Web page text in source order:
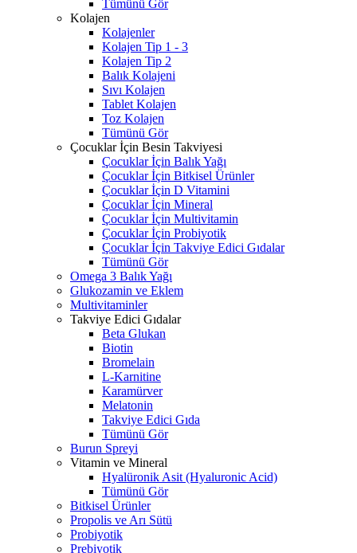
Tümünü Gör
Kolajen
Kolajenler
Kolajen Tip 1 - 3
Kolajen Tip 2
Balık Kolajeni
Sıvı Kolajen
Tablet Kolajen
Toz Kolajen
Tümünü Gör
Çocuklar İçin Besin Takviyesi
Çocuklar İçin Balık Yağı
Çocuklar İçin Bitkisel Ürünler
Çocuklar İçin D Vitamini
Çocuklar İçin Mineral
Çocuklar İçin Multivitamin
Çocuklar İçin Probiyotik
Çocuklar İçin Takviye Edici Gıdalar
Tümünü Gör
Omega 3 Balık Yağı
Glukozamin ve Eklem
Multivitaminler
Takviye Edici Gıdalar
Beta Glukan
Biotin
Bromelain
L-Karnitine
Karamürver
Melatonin
Takviye Edici Gıda
Tümünü Gör
Burun Spreyi
Vitamin ve Mineral
Hyalüronik Asit (Hyaluronic Acid)
Tümünü Gör
Bitkisel Ürünler
Propolis ve Arı Sütü
Probiyotik
Prebiyotik